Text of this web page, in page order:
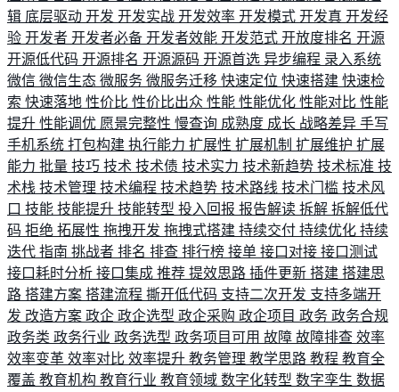
辑 底层驱动 开发 开发实战 开发效率 开发模式 开发真 开发经
验 开发者 开发者必备 开发者效能 开发范式 开放度排名 开源
开源低代码 开源排名 开源源码 开源首选 异步编程 录入系统
微信 微信生态 微服务 微服务迁移 快速定位 快速搭建 快速检
索 快速落地 性价比 性价比出众 性能 性能优化 性能对比 性能
提升 性能调优 愿景完整性 慢查询 成熟度 成长 战略差异 手写
手机系统 打包构建 执行能力 扩展性 扩展机制 扩展维护 扩展
能力 批量 技巧 技术 技术债 技术实力 技术新趋势 技术标准 技
术栈 技术管理 技术编程 技术趋势 技术路线 技术门槛 技术风
口 技能 技能提升 技能转型 投入回报 报告解读 拆解 拆解低代
码 拒绝 拓展性 拖拽开发 拖拽式搭建 持续交付 持续优化 持续
迭代 指南 挑战者 排名 排查 排行榜 接单 接口对接 接口测试
接口耗时分析 接口集成 推荐 提效思路 插件更新 搭建 搭建思
路 搭建方案 搭建流程 撕开低代码 支持二次开发 支持多端开
发 改造方案 政企 政企选型 政企采购 政企项目 政务 政务合规
政务类 政务行业 政务选型 政务项目可用 故障 故障排查 效率
效率变革 效率对比 效率提升 教务管理 教学思路 教程 教育全
覆盖 教育机构 教育行业 教育领域 数字化转型 数字孪生 数据